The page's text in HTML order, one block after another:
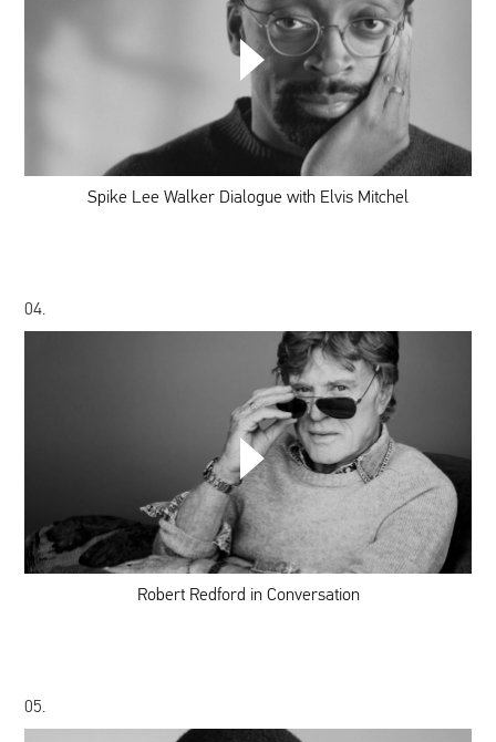
Spike
Walker
Dialogue
with
Elvis
Mitchel
Spike Lee Walker Dialogue with Elvis Mitchel
Robert
Redford
in
Conversation
04.
Robert Redford in Conversation
05.